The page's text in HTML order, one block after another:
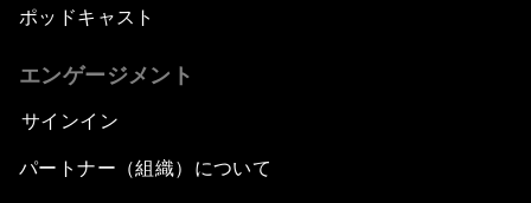
ポッドキャスト
エンゲージメント
サインイン
パートナー（組織）について